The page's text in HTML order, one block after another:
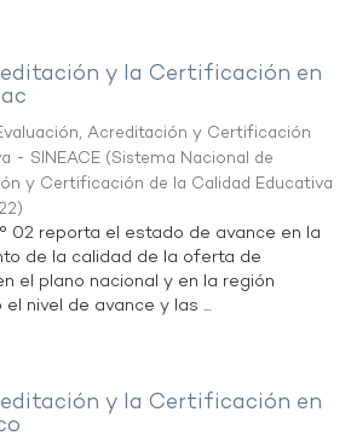
y la Certificación en
Acreditación y Certificación
- SINEACE (Sistema Nacional de
y Certificación de la Calidad Educativa
)
02 reporta el estado de avance en la
de la calidad de la oferta de
el plano nacional y en la región
nivel de avance y las ...
y la Certificación en